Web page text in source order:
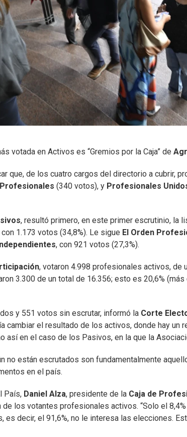
votada en Activos es “Gremios por la Caja” de
que, de los cuatro cargos del directorio a cubrir,
(340 votos), y Profesionales
, resultó primero, en este primer escrutinio, la
1.173 votos (34,8%). Le sigue El Orden
, con 921 votos (27,3%).
, votaron 4.998 profesionales activos, de
3.300 de un total de 16.356; esto es 20,6%
y 551 votos sin escrutar, informó la Corte
cambiar el resultado de los activos, donde hay un
así en el caso de los Pasivos, en la que la
no están escrutados son fundamentalmente
en el país.
País, Daniel Alza, presidente de la Caja de
de los votantes profesionales activos. “Solo el
es decir, el 91,6%, no le interesa las elecciones.